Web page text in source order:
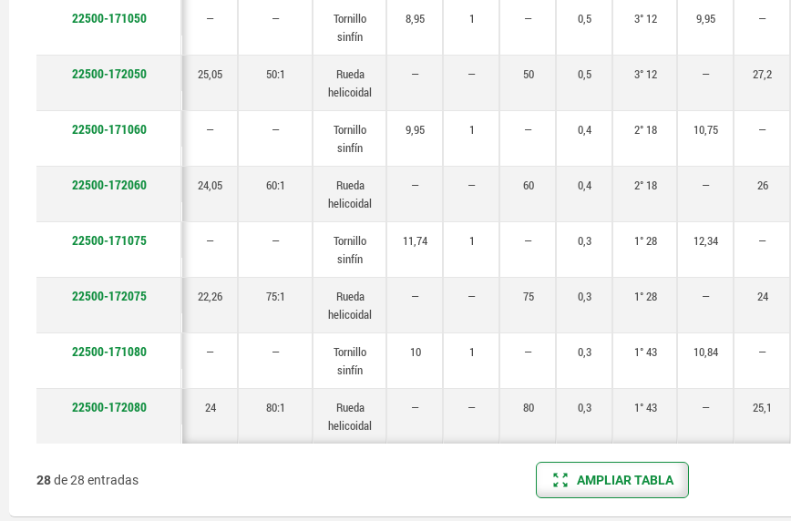
22500-171050 — —
Tornillo
sinfín
8,95 1 — 0,5 3° 12 9,95 —
22500-172050 25,05 50:1
Rueda
helicoidal
— — 50 0,5 3° 12 — 27,2
22500-171060 — —
Tornillo
sinfín
9,95 1 — 0,4 2° 18 10,75 —
22500-172060 24,05 60:1
Rueda
helicoidal
— — 60 0,4 2° 18 — 26
22500-171075 — —
Tornillo
sinfín
11,74 1 — 0,3 1° 28 12,34 —
22500-172075 22,26 75:1
Rueda
helicoidal
— — 75 0,3 1° 28 — 24
22500-171080 — —
Tornillo
sinfín
10 1 — 0,3 1° 43 10,84 —
22500-172080 24 80:1
Rueda
helicoidal
— — 80 0,3 1° 43 — 25,1
28de 28 entradas AMPLIAR TABLA